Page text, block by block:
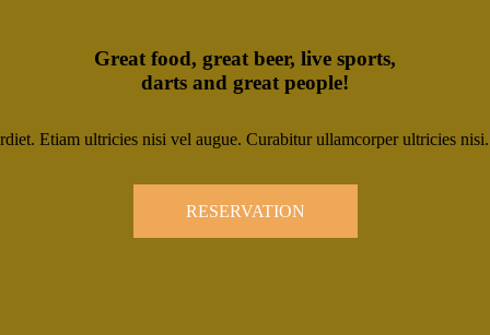
Great food, great beer, live sports,
darts and great people!
Etiam ultricies nisi vel augue. Curabitur ullamcorper ultricies
RESERVATION